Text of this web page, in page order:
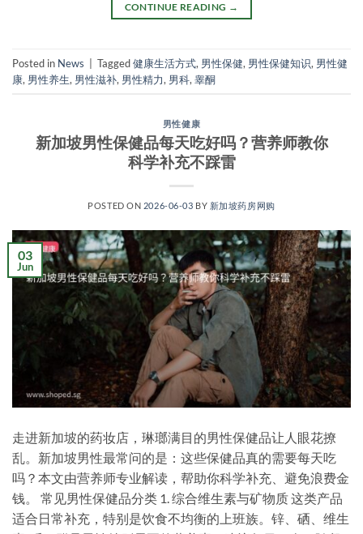
CONTINUE READING →
Posted in News Tagged健康生活方式, 男性保健, 男性保健知识, 男性健
康, 男性养生, 男性滋补, 男性精力, 男科, 睾酮
男性健康
新加坡男性保健品每天吃好吗？营养师教你
科学补充不踩雷
POSTED ON 2026-06-03 BY 新加坡药房网购
03
Jun
走进新加坡的药妆店，琳瑯满目的男性保健品让人眼花撩
乱。新加坡男性最常问的是：这些保健品真的需要每天吃
吗？本文由营养师专业解读，帮助你科学补充、避免浪费金
钱。 常见男性保健品分类 1. 综合维生素与矿物质 这类产品
适合日常补充，特别是饮食不均衡的上班族。锌、硒、维生